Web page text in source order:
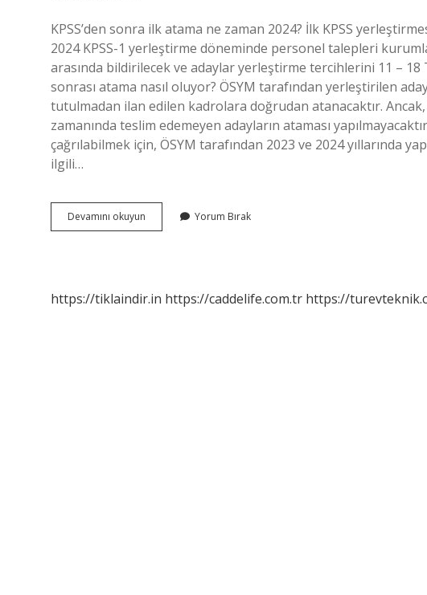
KPSS’den sonra ilk atama ne zaman 2024? İlk KPSS
2024 KPSS-1 yerleştirme döneminde personel talepleri
arasında bildirilecek ve adaylar yerleştirme tercihlerini 11 – 18
sonrası atama nasıl oluyor? ÖSYM tarafından yerleştirilen
tutulmadan ilan edilen kadrolara doğrudan atanacaktır.
zamanında teslim edemeyen adayların ataması
çağrılabilmek için, ÖSYM tarafından 2023 ve 2024 yıllarında
ilgili…
Devamını okuyun
Den
Zaman
Yorum Bırak
https://tiklaindir.in https://caddelife.com.tr https://